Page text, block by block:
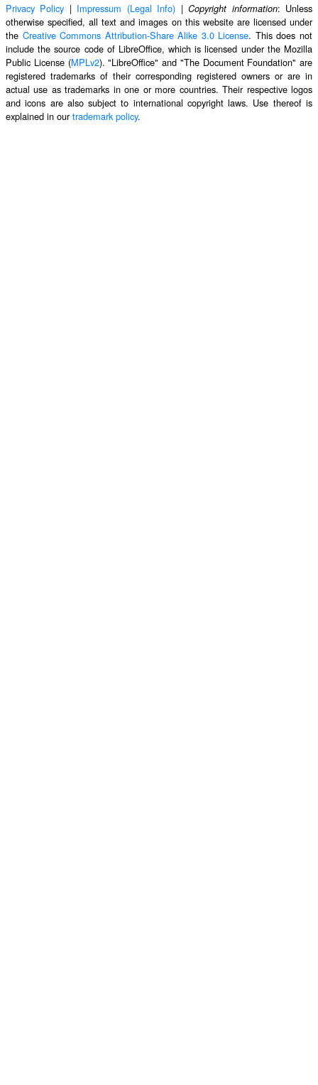
Privacy Policy | Impressum (Legal Info) |Copyright information: Unless
otherwise specified, all text and images on this website are licensed under
the Creative Commons Attribution-Share Alike 3.0 License. This does not
include the source code of LibreOffice, which is licensed under the Mozilla
Public License (MPLv2). "LibreOffice" and "The Document Foundation" are
registered trademarks of their corresponding registered owners or are in
actual use as trademarks in one or more countries. Their respective logos
and icons are also subject to international copyright laws. Use thereof is
explained in ourtrademark policy.